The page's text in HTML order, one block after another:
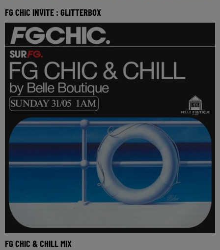
FG CHIC INVITE : GLITTERBOX
Réécoutez FG mix invite Glitterbox du dimanche 31 mai
2026 🎧 Ecoutez la radio FG CHIC sur www.rad
FG CHIC & CHILL MIX